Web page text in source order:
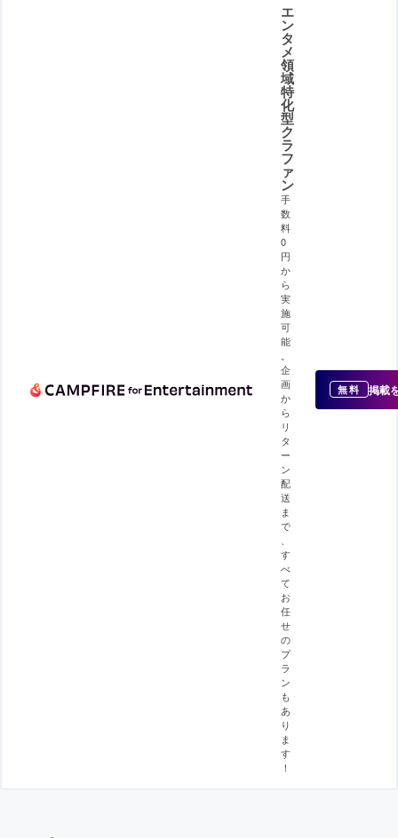
エ
ン
タ
メ
領
域
特
化
型
ク
ラ
フ
ァ
ン
手
数
料
0
円
か
ら
実
施
可
能
企
画
か
ら
リ
タ
ー
ン
配
送
ま
で
す
べ
て
お
任
せ
の
プ
ラ
ン
も
あ
り
ま
す
！
無料 掲載